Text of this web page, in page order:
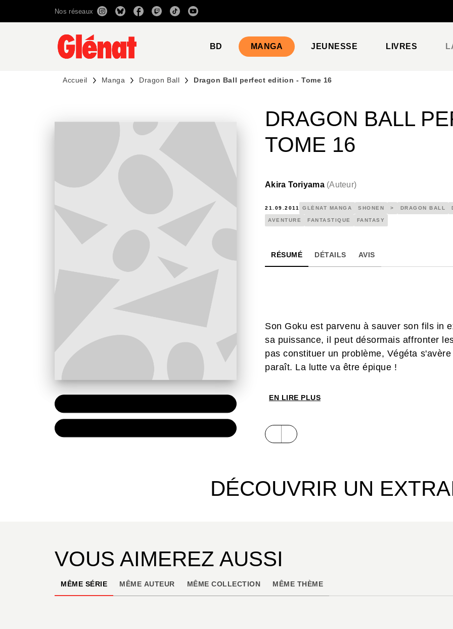
RECHERCHE CONTENU
Nos réseaux
BD MANGA JEUNESSE LIVRES
Accueil Manga Dragon Ball Dragon Ball perfect edition - Tome 16
DRAGON BALL
TOME 16
Akira Toriyama (Auteur)
21.09.2011 GLÉNAT MANGA SHONEN > DRAGON BALL
AVENTURE FANTASTIQUE FANTASY
RÉSUMÉ DÉTAILS AVIS
Son Goku est parvenu à sauver son fils in
sa puissance, il peut désormais affronter
pas constituer un problème, Végéta
paraît. La lutte va être épique !
EN LIRE PLUS
DÉCOUVRIR UN
VOUS AIMEREZ AUSSI
MÊME SÉRIE MÊME AUTEUR MÊME COLLECTION MÊME THÈME